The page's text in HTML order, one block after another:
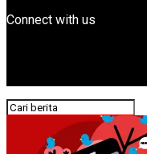
Connect with us